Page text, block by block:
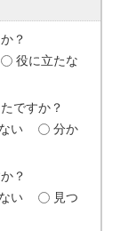
？
役に立たな
ですか？
い
分か
？
い
見つ